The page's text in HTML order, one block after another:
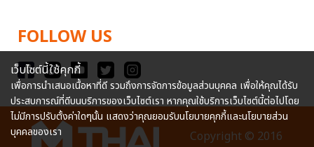
FOLLOW US
Copyright © 2016
เว็บไซต์นี้ใช้คุกกี้
เพื่อการนำเสนอเนื้อหาที่ดี รวมถึงการจัดการข้อมูลส่วนบุคคล เพื่อให้คุณได้รับ
ประสบการณ์ที่ดีบนบริการของเว็บไซต์เรา หากคุณใช้บริการเว็บไซต์นี้ต่อไปโดย
ไม่มีการปรับตั้งค่าใดๆนั้น แสดงว่าคุณยอมรับนโยบายคุกกี้และนโยบายส่วน
บุคคลของเรา